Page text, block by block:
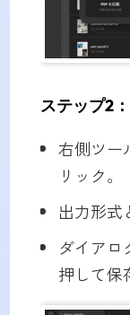
ステップ2
右側ツー
リック。
出力形式
ダイアロ
押して保